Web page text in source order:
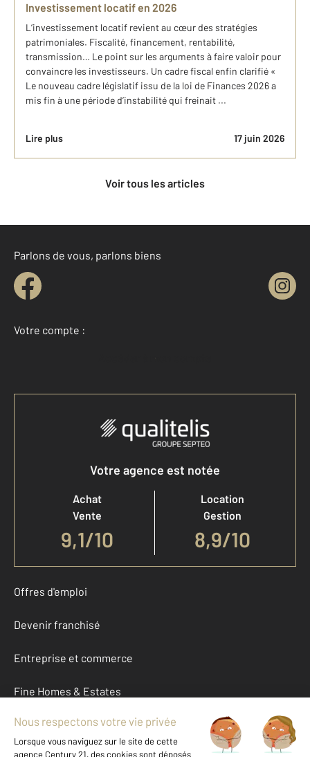
Investissement locatif en 2026
L’investissement locatif revient au cœur des stratégies
patrimoniales. Fiscalité, financement, rentabilité,
transmission… Le point sur les arguments à faire valoir pour
convaincre les investisseurs. Un cadre fiscal enfin clarifié «
Le nouveau cadre législatif issu de la loi de Finances 2026 a
mis fin à une période d’instabilité qui freinait ...
Lire plus 17 juin 2026
Voir tous les articles
Parlons de vous, parlons biens
Votre compte :
Accéder à mon compte
Votre agence est notée
Achat
Vente
9,1/10
Location
Gestion
8,9/10
Offres d'emploi
Devenir franchisé
Entreprise et commerce
Fine Homes & Estates
À propos